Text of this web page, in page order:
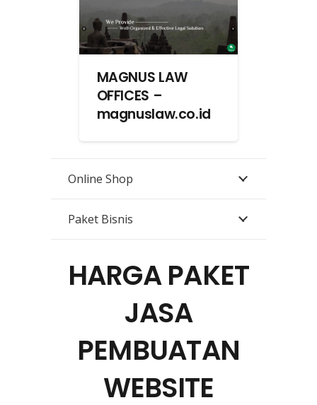
MAGNUS LAW
OFFICES –
magnuslaw.co.id
Online Shop
Paket Bisnis
HARGA PAKET
JASA
PEMBUATAN
WEBSITE